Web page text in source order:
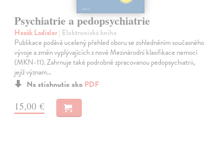
Psychiatrie a pedopsychiatrie
Hosák Ladislav| Elektronická kniha
Publikace podává ucelený přehled oboru se zohledněním současného
vývoje a změn vyplývajících z nové Mezinárodní klasifikace nemocí
(MKN-11). Zahrnuje také podrobně zpracovanou pedopsychiatrii,
jejíž význam…
Na stiahnutie ako PDF
15,00 €